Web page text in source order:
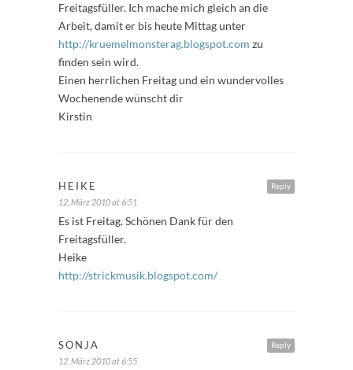
Freitagsfüller. Ich mache mich gleich an die
Arbeit, damit er bis heute Mittag unter
http://kruemelmonsterag.blogspot.com zu
finden sein wird.
Einen herrlichen Freitag und ein wundervolles
Wochenende wünscht dir
Kirstin
Reply
HEIKE
12. März 2010 at 6:51
Es ist Freitag. Schönen Dank für den
Freitagsfüller.
Heike
http://strickmusik.blogspot.com/
Reply
SONJA
12. März 2010 at 6:55